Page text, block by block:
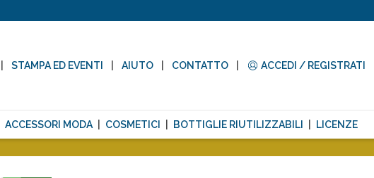
STAMPA ED EVENTI AIUTO CONTATTO ACCEDI / REGISTRATI
ACCESSORI MODA COSMETICI BOTTIGLIE RIUTILIZZABILI LICENZE